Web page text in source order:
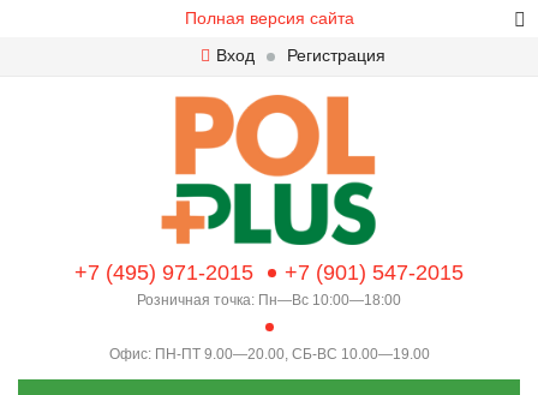
Полная версия сайта
Вход
Регистрация
+7 (495) 971-2015 +7 (901) 547-2015
Розничная точка: Пн—Вс 10:00—18:00
Офис: ПН-ПТ 9.00—20.00, СБ-ВС 10.00—19.00